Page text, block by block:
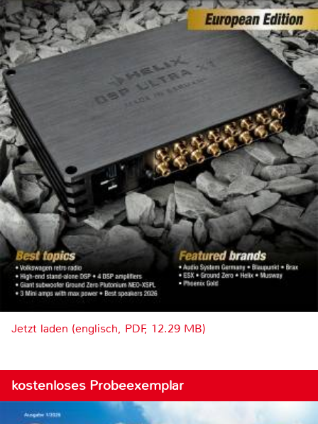
Jetzt laden (englisch, PDF, 12.29 MB)
kostenloses Probeexemplar